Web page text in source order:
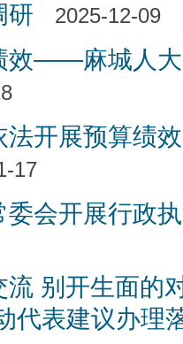
研
2025-12-09
效——麻城人
法开展预算绩
17
委会开展行政
流 别开生面的
代表建议办理